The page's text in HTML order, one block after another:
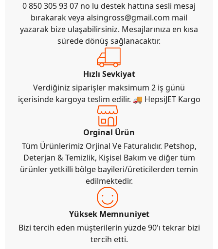
0 850 305 93 07 no lu destek hattına sesli mesaj
bırakarak veya alsingross@gmail.com mail
yazarak bize ulaşabilirsiniz. Mesajlarınıza en kısa
sürede dönüş sağlanacaktır.
Hızlı Sevkiyat
Verdiğiniz siparişler maksimum 2 iş günü
içerisinde kargoya teslim edilir. 🚚 HepsiJET Kargo
Orginal Ürün
Tüm Ürünlerimiz Orjinal Ve Faturalıdır. Petshop,
Deterjan & Temizlik, Kişisel Bakım ve diğer tüm
ürünler yetkilli bölge bayileri/üreticilerden temin
edilmektedir.
Yüksek Memnuniyet
Bizi tercih eden müşterilerin yüzde 90'ı tekrar bizi
tercih etti.